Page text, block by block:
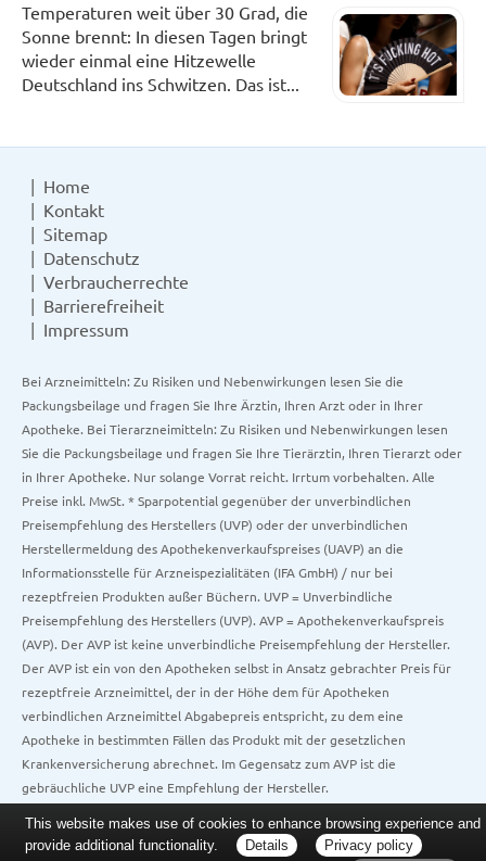
Temperaturen weit über 30 Grad, die
Sonne brennt: In diesen Tagen bringt
wieder einmal eine Hitzewelle
Deutschland ins Schwitzen. Das ist...
Home
Kontakt
Sitemap
Datenschutz
Verbraucherrechte
Barrierefreiheit
Impressum
Bei Arzneimitteln: Zu Risiken und Nebenwirkungen lesen Sie die
Packungsbeilage und fragen Sie Ihre Ärztin, Ihren Arzt oder in Ihrer
Apotheke. Bei Tierarzneimitteln: Zu Risiken und Nebenwirkungen lesen
Sie die Packungsbeilage und fragen Sie Ihre Tierärztin, Ihren Tierarzt oder
in Ihrer Apotheke. Nur solange Vorrat reicht. Irrtum vorbehalten. Alle
Preise inkl. MwSt. * Sparpotential gegenüber der unverbindlichen
Preisempfehlung des Herstellers (UVP) oder der unverbindlichen
Herstellermeldung des Apothekenverkaufspreises (UAVP) an die
Informationsstelle für Arzneispezialitäten (IFA GmbH) / nur bei
rezeptfreien Produkten außer Büchern. UVP = Unverbindliche
Preisempfehlung des Herstellers (UVP). AVP = Apothekenverkaufspreis
(AVP). Der AVP ist keine unverbindliche Preisempfehlung der Hersteller.
Der AVP ist ein von den Apotheken selbst in Ansatz gebrachter Preis für
rezeptfreie Arzneimittel, der in der Höhe dem für Apotheken
verbindlichen Arzneimittel Abgabepreis entspricht, zu dem eine
Apotheke in bestimmten Fällen das Produkt mit der gesetzlichen
Krankenversicherung abrechnet. Im Gegensatz zum AVP ist die
gebräuchliche UVP eine Empfehlung der Hersteller.
This website makes use of cookies to enhance browsing experience and
provide additional functionality.
Details Privacy policy